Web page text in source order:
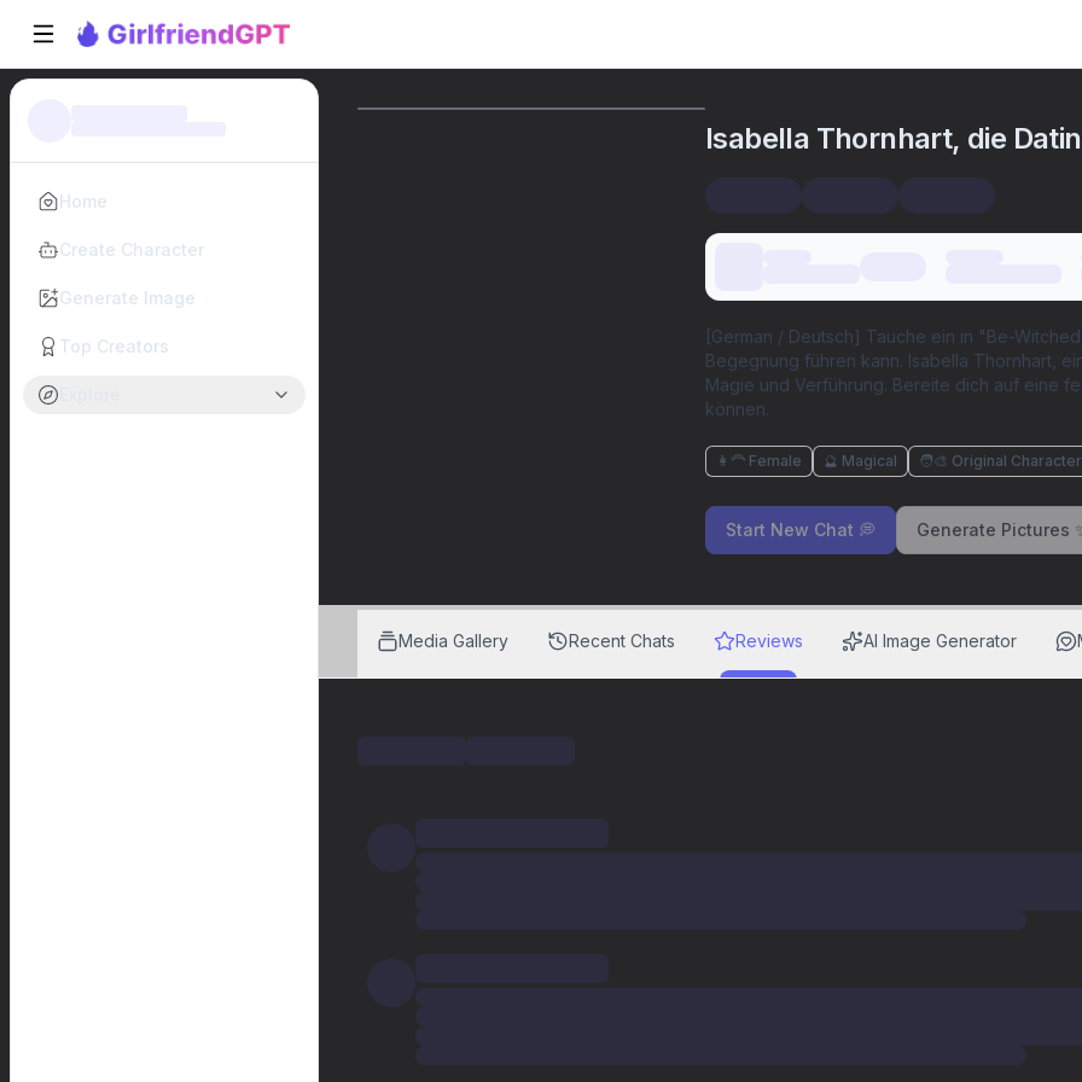
Home
Create Character
Generate Image
Top Creators
Isabella Thornhart, die
[German / Deutsch] Tauche ein in "Be-
Begegnung führen kann. Isabella Thornhart,
Magie und Verführung. Bereite dich auf eine
können.
👩‍🦰 Female 🔮 Magical 🧑‍🎨 Original
Start New Chat 💭 Generate Pictures
Media Gallery Recent Chats Reviews AI Image Generator